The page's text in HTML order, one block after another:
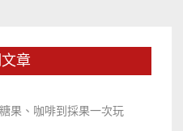
章
果、咖啡到採果一次玩